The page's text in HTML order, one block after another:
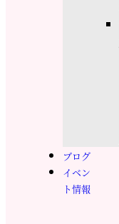
ブログ
イベン
ト情報